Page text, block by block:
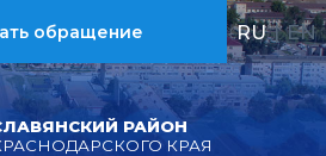
РАЙОН
КРАЯ
обращение RU | EN